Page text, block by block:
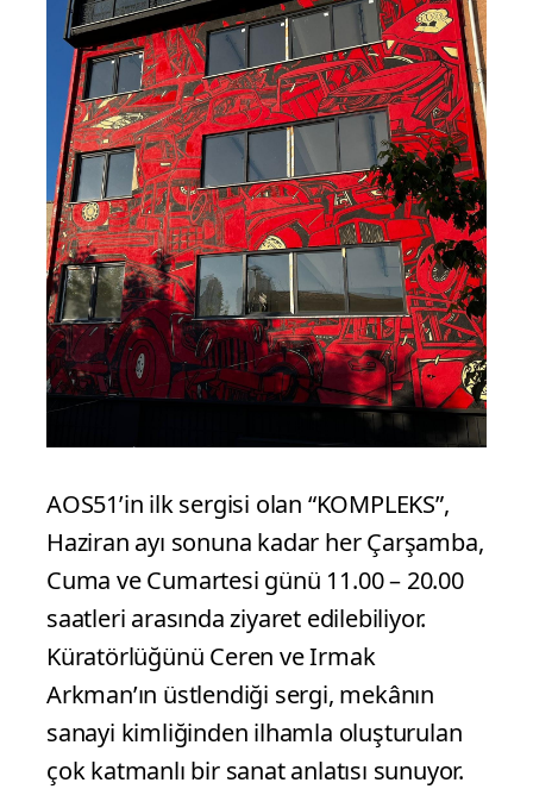
AOS51’in ilk sergisi olan “KOMPLEKS”,
Haziran ayı sonuna kadar her Çarşamba,
Cuma ve Cumartesi günü 11.00 – 20.00
saatleri arasında ziyaret edilebiliyor.
Küratörlüğünü Ceren ve Irmak
Arkman’ın üstlendiği sergi, mekânın
sanayi kimliğinden ilhamla oluşturulan
çok katmanlı bir sanat anlatısı sunuyor.